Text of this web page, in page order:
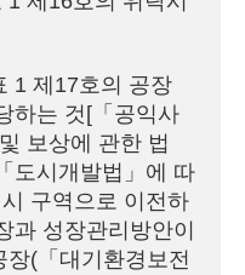
1 제17호의 공장
하는 것[「공익사
보상에 관한 법
도시개발법」에 따
구역으로 이전하
과 성장관리방안이
(「대기환경보전